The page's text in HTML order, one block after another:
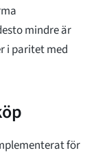
mindre är
i paritet med
för